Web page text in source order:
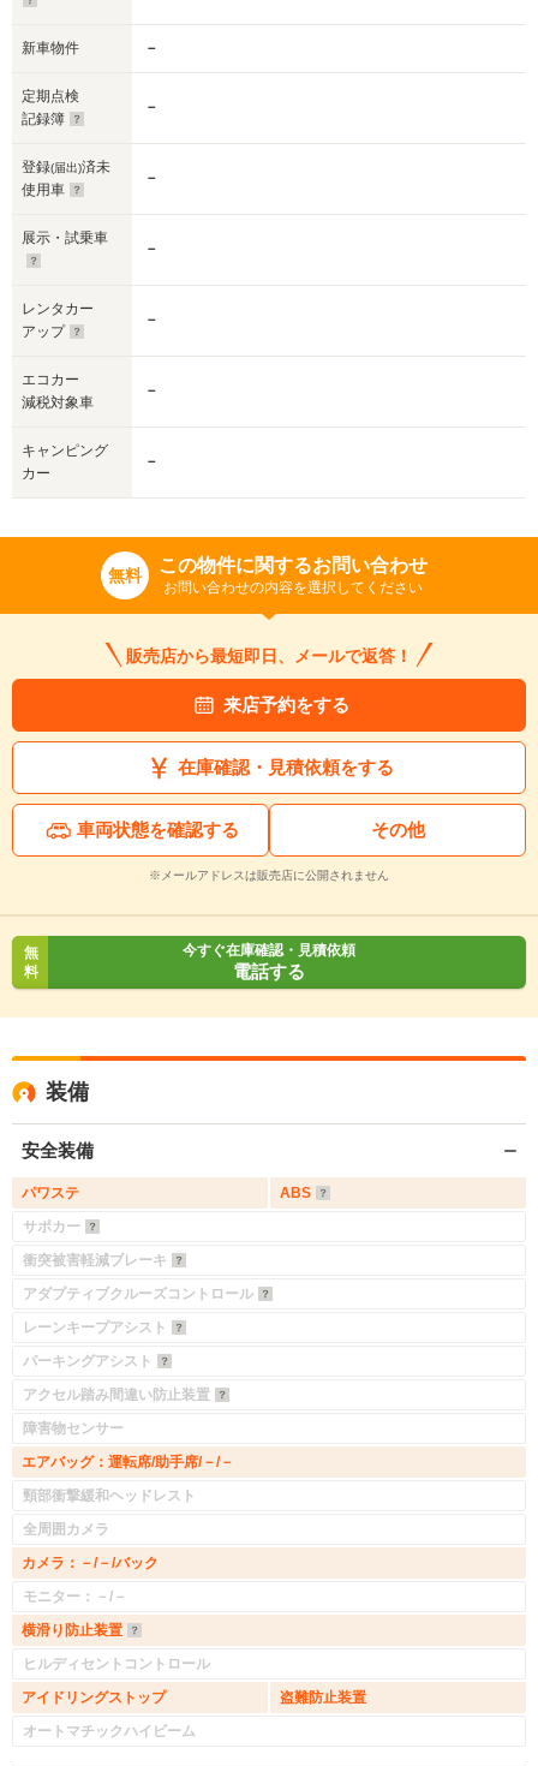
新車物件 －
定期点検
記録簿
－
登録(届出)済未
使用車
－
展示・試乗車
－
レンタカー
アップ
－
エコカー
減税対象車
－
キャンピング
カー
－
無料 この物件に関するお問い合わせ
お問い合わせの内容を選択してください
販売店から最短即日、メールで返答！
来店予約をする
在庫確認・見積依頼をする
車両状態を確認する その他
※メールアドレスは販売店に公開されません
無
料
今すぐ在庫確認・見積依頼
電話する
装備
安全装備
パワステ
ABS
サポカー
衝突被害軽減ブレーキ
アダプティブクルーズコントロール
レーンキープアシスト
パーキングアシスト
アクセル踏み間違い防止装置
障害物センサー
エアバッグ：運転席/助手席/－/－
頸部衝撃緩和ヘッドレスト
全周囲カメラ
カメラ：－/－/バック
モニター：－/－
横滑り防止装置
ヒルディセントコントロール
アイドリングストップ
盗難防止装置
オートマチックハイビーム